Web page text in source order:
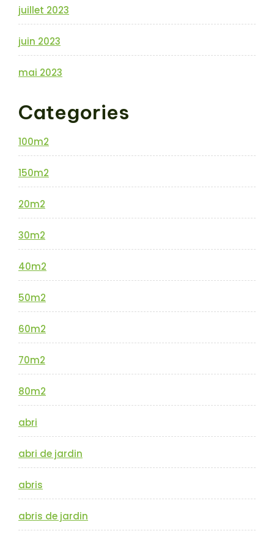
juillet 2023
juin 2023
mai 2023
Categories
100m2
150m2
20m2
30m2
40m2
50m2
60m2
70m2
80m2
abri
abri de jardin
abris
abris de jardin